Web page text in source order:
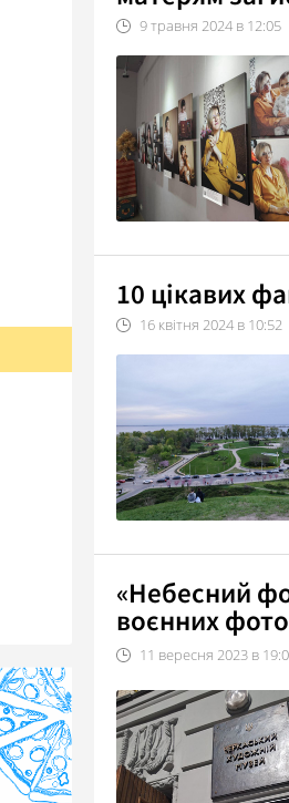
9травня 2024 в 12:05
10 цікавих
16 квітня 2024 в 10:52
«Небесний
воєнних
11 вересня 2023 в